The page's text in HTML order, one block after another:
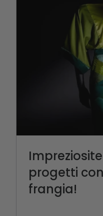
progetti
frangia!